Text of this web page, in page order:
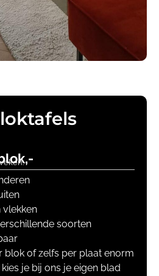
vlekken
soorten
blok of zelfs per plaat enorm
je bij ons je eigen blad